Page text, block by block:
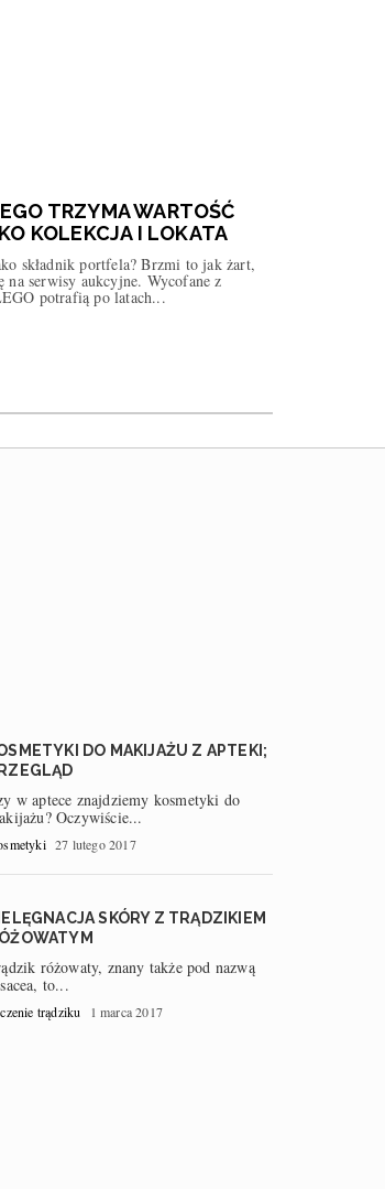
TRZYMA WARTOŚĆ
KOLEKCJA I LOKATA
składnik portfela? Brzmi to jak żart,
na serwisy aukcyjne. Wycofane z
potrafią po latach...
DO MAKIJAŻU Z APTEKI;
w aptece znajdziemy kosmetyki do
Oczywiście...
27 lutego 2017
SKÓRY Z TRĄDZIKIEM
różowaty, znany także pod nazwą
to...
trądziku 1 marca 2017